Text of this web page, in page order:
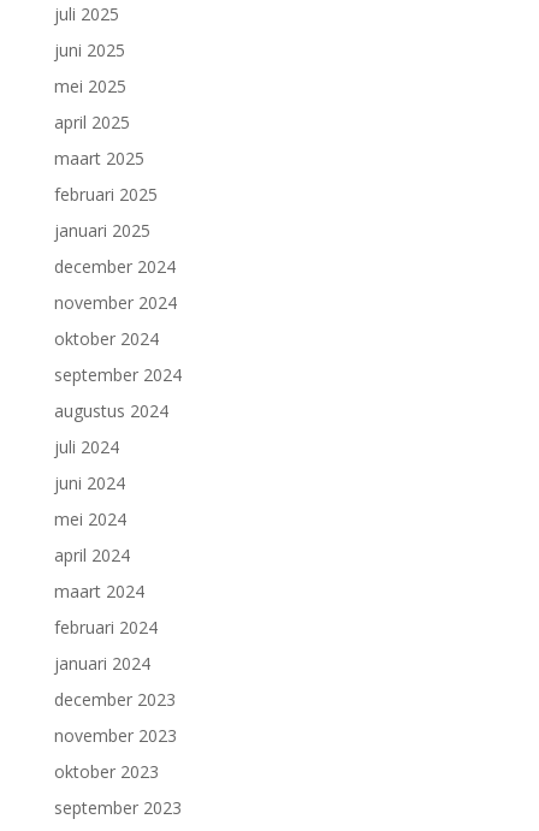
juli 2025
juni 2025
mei 2025
april 2025
maart 2025
februari 2025
januari 2025
december 2024
november 2024
oktober 2024
september 2024
augustus 2024
juli 2024
juni 2024
mei 2024
april 2024
maart 2024
februari 2024
januari 2024
december 2023
november 2023
oktober 2023
september 2023